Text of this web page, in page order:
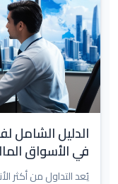
الدليل الشامل
في الأسواق
يُعد التداول من أكثر